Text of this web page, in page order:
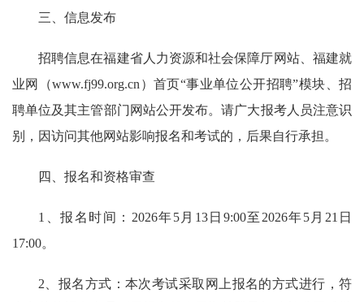
三、信息发布
招聘信息在福建省人力资源和社会保障厅网站、福建就
业网（www.fj99.org.cn）首页“事业单位公开招聘”模块、招
聘单位及其主管部门网站公开发布。请广大报考人员注意识
别，因访问其他网站影响报名和考试的，后果自行承担。
四、报名和资格审查
1、报名时间：2026年5月13日9:00至2026年5月21日
17:00。
2、报名方式：本次考试采取网上报名的方式进行，符